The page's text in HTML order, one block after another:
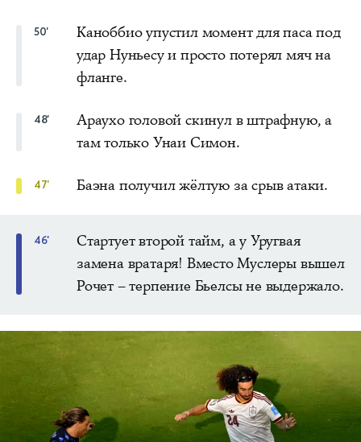
50'
Каноббио упустил момент для паса под
удар Нуньесу и просто потерял мяч на
фланге.
48'
Араухо головой скинул в штрафную, а
там только Унаи Симон.
47' Баэна получил жёлтую за срыв атаки.
46'
Стартует второй тайм, а у Уругвая
замена вратаря! Вместо Муслеры вышел
Рочет – терпение Бьелсы не выдержало.